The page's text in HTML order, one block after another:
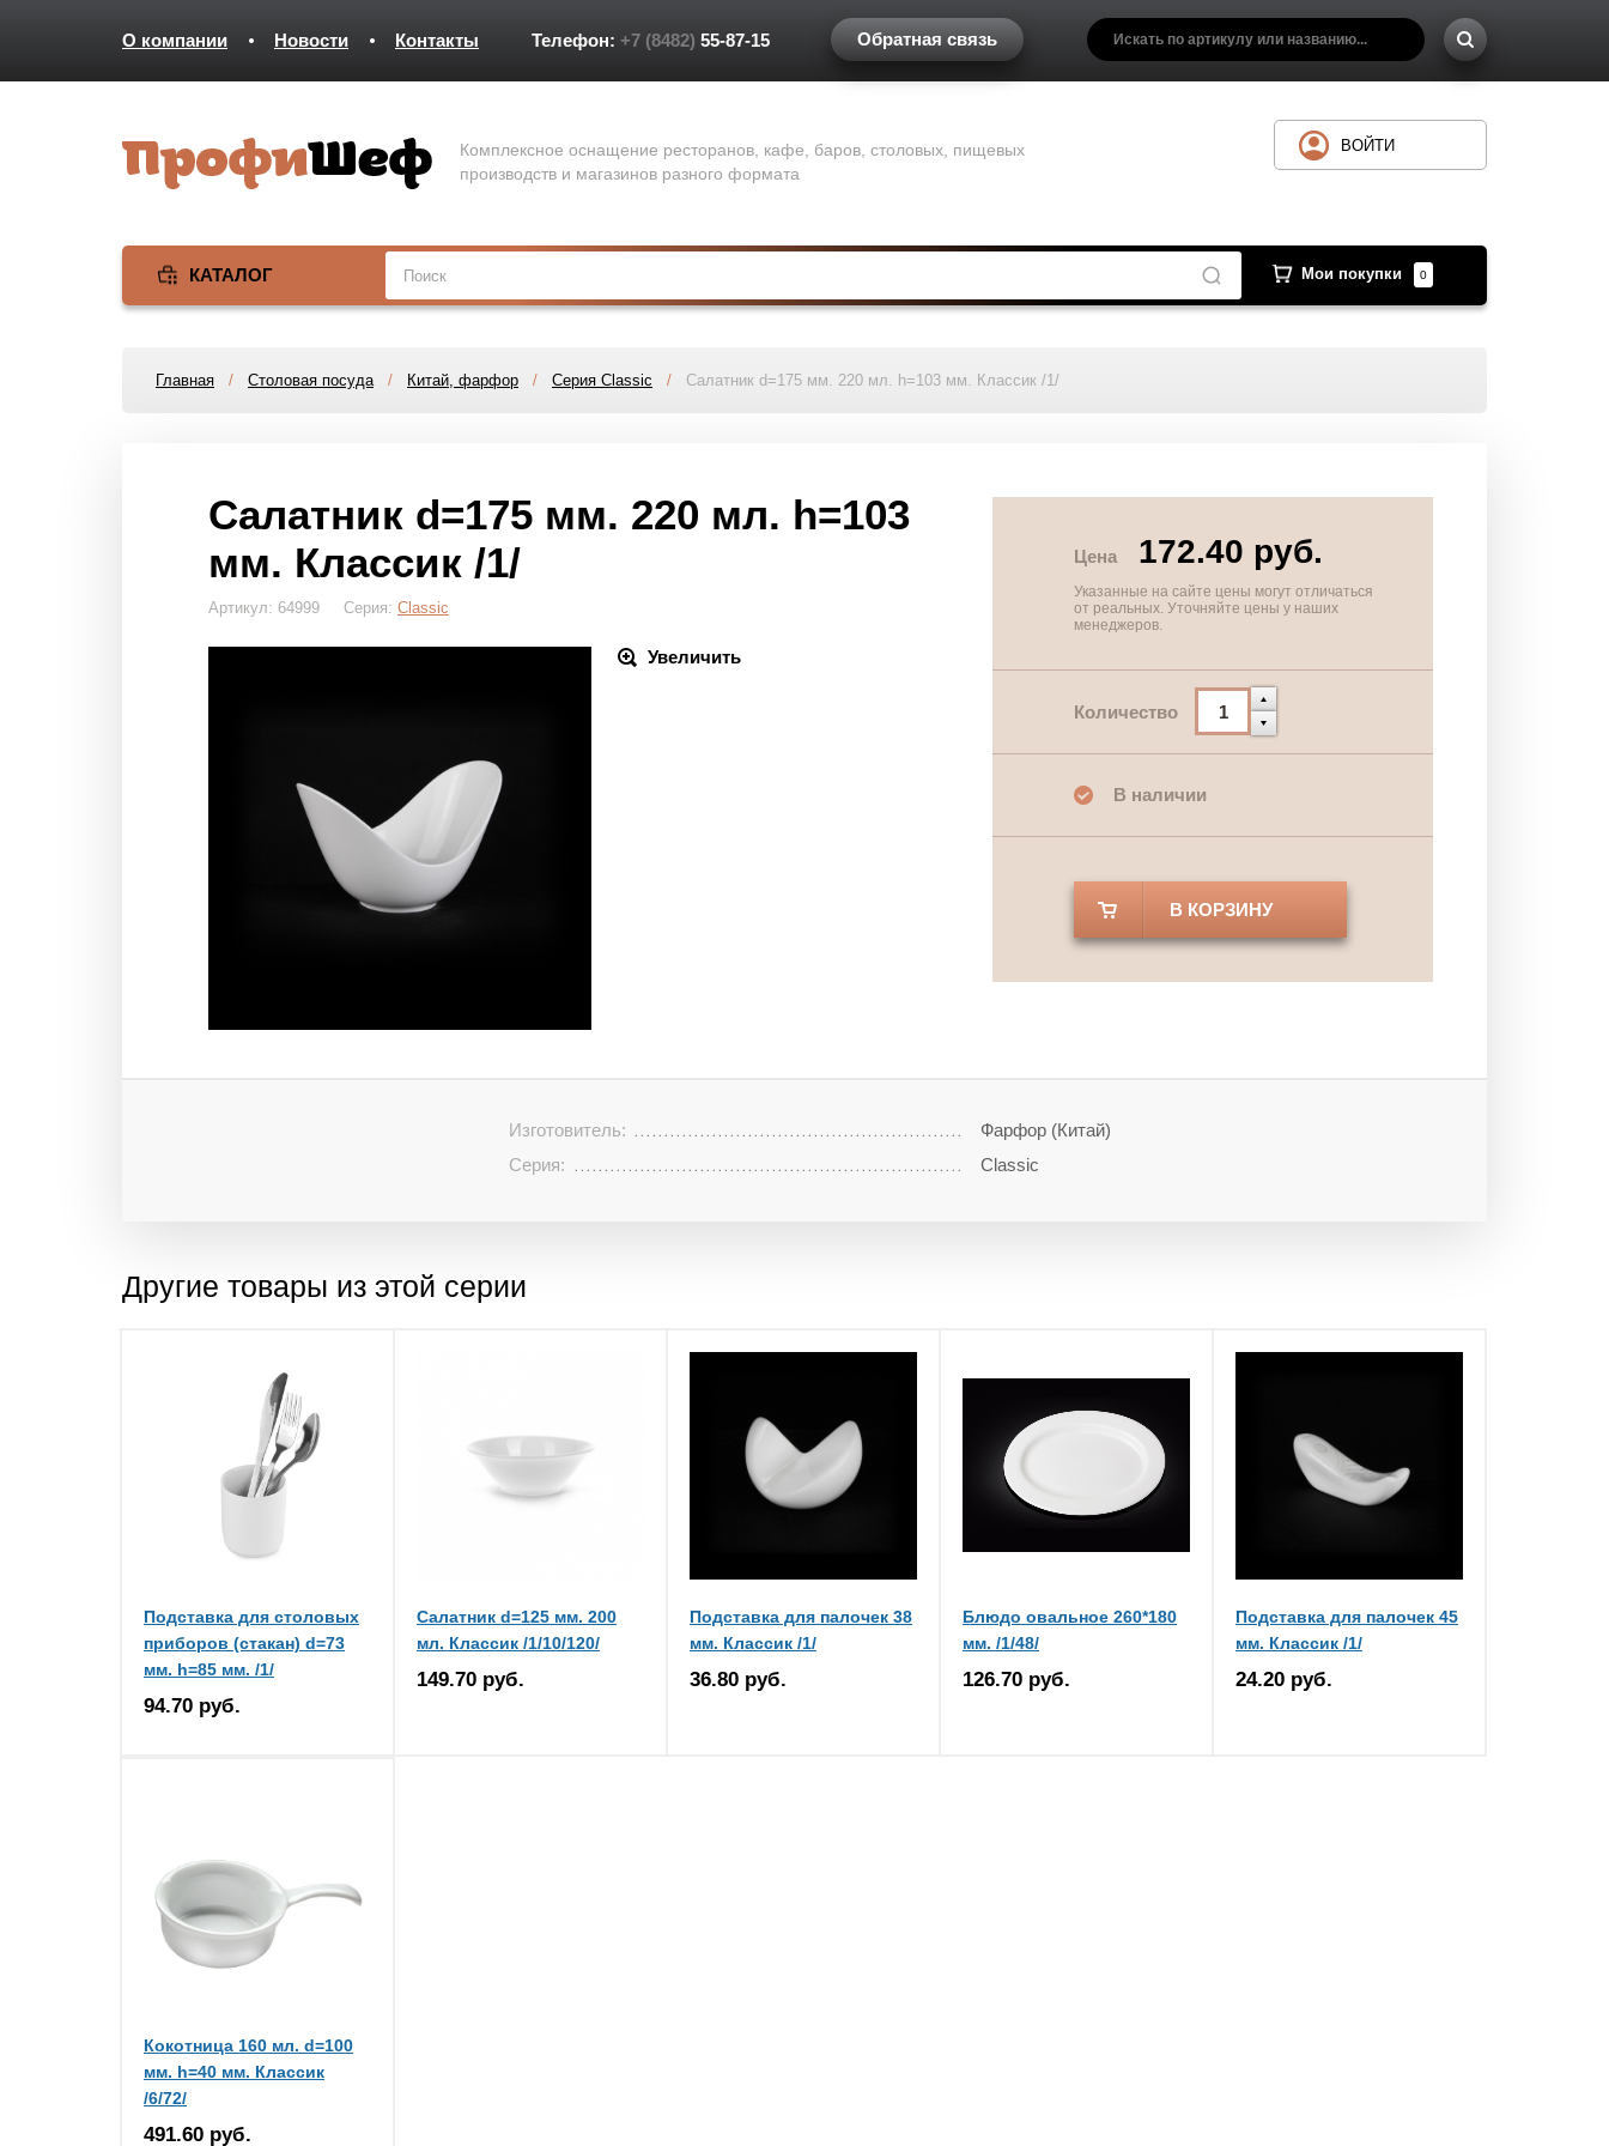
О компании Новости Контакты Телефон: +7 (8482) 55-87-15 Обратная связь
Комплексное оснащение ресторанов, кафе, баров, столовых, пищевых
производств и магазинов разного формата
КАТАЛОГ Мои покупки 0
ВОЙТИ
Главная / Столовая посуда/ Китай, фарфор / Серия Classiс / Салатник d=175 мм. 220 мл. h=103 мм. Классик /1/
Салатник d=175 мм. 220 мл. h=103
мм. Классик /1/
Артикул: 64999 Серия: Classiс
Увеличить
Цена 172.40 руб.
Указанные на сайте цены могут отличаться
от реальных. Уточняйте цены у наших
менеджеров.
Количество
В наличии
В КОРЗИНУ
Изготовитель:
Фарфор (Китай)
Серия:
Classiс
Другие товары из этой серии
Подставка для столовых
приборов (стакан) d=73
мм. h=85 мм. /1/
94.70 руб.
Салатник d=125 мм. 200
мл. Классик /1/10/120/
149.70 руб.
Подставка для палочек 38
мм. Классик /1/
36.80 руб.
Блюдо овальное 260*180
мм. /1/48/
126.70 руб.
Подставка для палочек 45
мм. Классик /1/
24.20 руб.
Кокотница 160 мл. d=100
мм. h=40 мм. Классик
/6/72/
491.60 руб.